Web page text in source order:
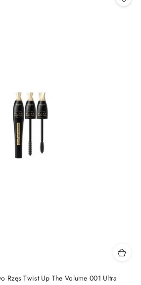
Rzęs Twist Up The Volume 001 Ultra